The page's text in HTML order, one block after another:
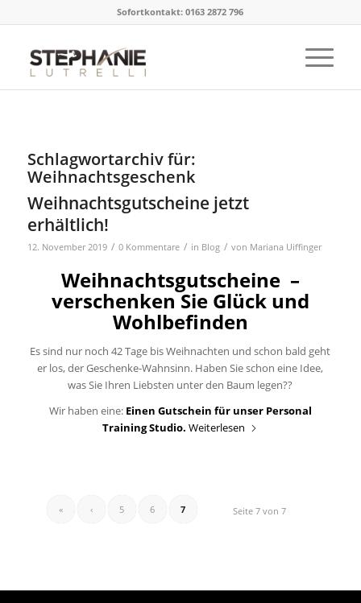
Sofortkontakt: 0163 2872 796
Schlagwortarchiv für:
Weihnachtsgeschenk
Weihnachtsgutscheine jetzt
erhältlich!
12. November 2019 / 0 Kommentare / in Blog / von Mariana Uiffinger
Weihnachtsgutscheine –
verschenken Sie Glück und
Wohlbefinden
Es sind nur noch 42 Tage bis Weihnachten und schon bald geht
er los, der Geschenke-Wahnsinn. Haben Sie schon eine Idee,
was Sie Ihren Liebsten unter den Baum legen??
Wir haben eine: Einen Gutschein für unser Personal
Training Studio. Weiterlesen
Seite 7 von 7
« ‹ 5 6 7